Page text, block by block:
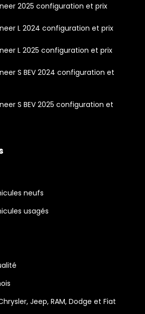
2025 configuration et prix
L 2024 configuration et prix
L 2025 configuration et prix
S BEV 2024 configuration et
S BEV 2025 configuration et
neufs
usagés
Jeep, RAM, Dodge et Fiat